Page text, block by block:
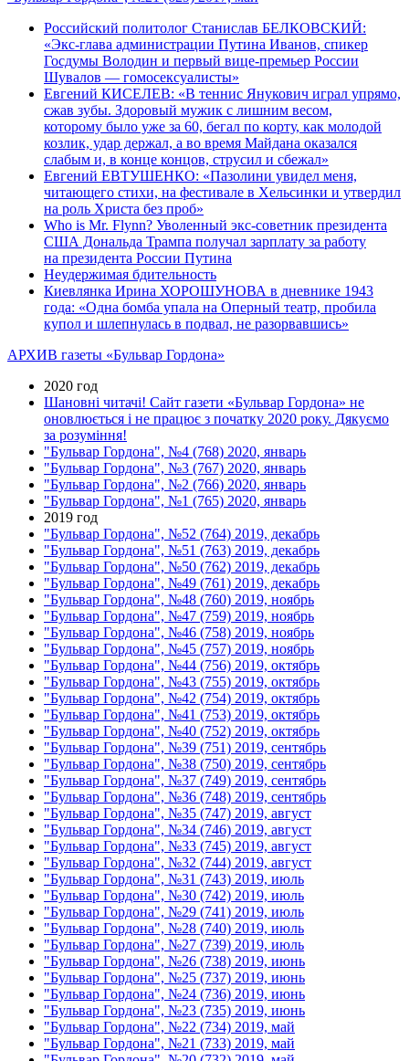
Российский политолог Станислав БЕЛКОВСКИЙ:
«Экс-глава администрации Путина Иванов, спикер
Госдумы Володин и первый вице-премьер Роcсии
Шувалов — гомосексуалисты»
Евгений КИСЕЛЕВ: «В теннис Янукович играл упрямо,
сжав зубы. Здоровый мужик с лишним весом,
которому было уже за 60, бегал по корту, как молодой
козлик, удар держал, а во время Майдана оказался
слабым и, в конце концов, струсил и сбежал»
Евгений ЕВТУШЕНКО: «Пазолини увидел меня,
читающего стихи, на фестивале в Хельсинки и утвердил
на роль Христа без проб»
Who is Mr. Flynn? Уволенный экс-советник президента
США Дональда Трампа получал зарплату за работу
на президента России Путина
Неудержимая бдительность
Киевлянка Ирина ХОРОШУНОВА в дневнике 1943
года: «Одна бомба упала на Оперный театр, пробила
купол и шлепнулась в подвал, не разорвавшись»
АРХИВ газеты «Бульвар Гордона»
2020 год
Шановні читачі! Сайт газети «Бульвар Гордона» не
оновлюється і не працює з початку 2020 року. Дякуємо
за розуміння!
"Бульвар Гордона", №4 (768) 2020, январь
"Бульвар Гордона", №3 (767) 2020, январь
"Бульвар Гордона", №2 (766) 2020, январь
"Бульвар Гордона", №1 (765) 2020, январь
2019 год
"Бульвар Гордона", №52 (764) 2019, декабрь
"Бульвар Гордона", №51 (763) 2019, декабрь
"Бульвар Гордона", №50 (762) 2019, декабрь
"Бульвар Гордона", №49 (761) 2019, декабрь
"Бульвар Гордона", №48 (760) 2019, ноябрь
"Бульвар Гордона", №47 (759) 2019, ноябрь
"Бульвар Гордона", №46 (758) 2019, ноябрь
"Бульвар Гордона", №45 (757) 2019, ноябрь
"Бульвар Гордона", №44 (756) 2019, октябрь
"Бульвар Гордона", №43 (755) 2019, октябрь
"Бульвар Гордона", №42 (754) 2019, октябрь
"Бульвар Гордона", №41 (753) 2019, октябрь
"Бульвар Гордона", №40 (752) 2019, октябрь
"Бульвар Гордона", №39 (751) 2019, сентябрь
"Бульвар Гордона", №38 (750) 2019, сентябрь
"Бульвар Гордона", №37 (749) 2019, сентябрь
"Бульвар Гордона", №36 (748) 2019, сентябрь
"Бульвар Гордона", №35 (747) 2019, август
"Бульвар Гордона", №34 (746) 2019, август
"Бульвар Гордона", №33 (745) 2019, август
"Бульвар Гордона", №32 (744) 2019, август
"Бульвар Гордона", №31 (743) 2019, июль
"Бульвар Гордона", №30 (742) 2019, июль
"Бульвар Гордона", №29 (741) 2019, июль
"Бульвар Гордона", №28 (740) 2019, июль
"Бульвар Гордона", №27 (739) 2019, июль
"Бульвар Гордона", №26 (738) 2019, июнь
"Бульвар Гордона", №25 (737) 2019, июнь
"Бульвар Гордона", №24 (736) 2019, июнь
"Бульвар Гордона", №23 (735) 2019, июнь
"Бульвар Гордона", №22 (734) 2019, май
"Бульвар Гордона", №21 (733) 2019, май